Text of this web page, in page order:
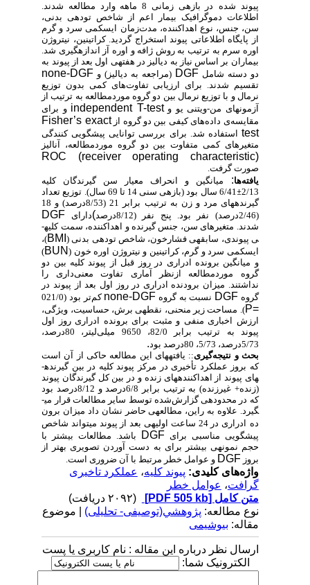
پیوند شده
در بازه­ی زمانی 8 ماهه وارد مطالعه شدند.
اطلاعات دموگرافیک بیمار اعم از شاخص توده­ی بدنی،
سن، جنس، نوع اهداکننده، مدت‌زمان ایسکمی سرد و گرم
از پایگاه اطلاعاتی پیوند استخراج گردید. کراتینین، نیتروژن
اوره سرم به ترتیب به روش ژافه و اوره آز اندازه­گیری شد.
بیماران بر اساس نیاز به دیالیز در هفته­ی اول بعد از پیوند به
دو دسته­ شامل DGF(مراجعه به دیالیز) و none-DGF
تقسیم شدند. برای ارزیابی تفاوت‌های کمی بدون توزیع
نرمال و با توزیع نرمال بین دو گروه موردمطالعه به ترتیب از
آزمون­هایمن-ویتنی یو و independent T-testو برای
مقایسه‌ی داده‌های کیفی بین دو گروه از Fisher’s exact
testاستفاده شد. برای بررسی توانایی پیش­گویی کنندگی
متغیر­های کمی متفاوت بین دو گروه موردمطالعه، آنالیز
ROC (receiver operating characteristic)
صورت گرفت.
یافته‌ها: میانگین و انحراف معیار
سن گیرندگان کلیه
2/13
±
6/41 سال بود (بازه­ی سنی 14 تا 69 سال). توزیع تعداد
گیرنده­های مرد و زن به ترتیب برابر 21 (8/53درصد) و 18
(دارایDGF
شدند. متغیرهای سن، جنس گیرنده و اهداکننده، سمت کلیه­
ی پیوندی، سابقه­ی فشارخون، شاخص توده­ی بدنی ( BMI )،
ایسکمی سرد و گرم، کراتینین و نیتروژن اوره خون (BUN
)
میانگین برون­ده ادراری در روزقبل از پیوند کلیهبین دو
گروه موردمطالعه ازنظر آماری تفاوت معنی‌داری را
نداشتند. میزان برودن­ده ادراریدر روز اول بعد از پیوند در
گروهDGFنسبت به گروهnone-DGFکم‌تر بود (021/0
P=). مساحت زیر منحنی، نقطه­ی برش، حساسیت، ویژگی،
ارزش اخباری منفی و مثبت برای برون­ده ادراری روز اول
پیوند به ترتیب برابر 82/0، 9650 میلی‌لیتر، 80درصد،
5/73درصد، 5/73، 80درصد بود
.
بحث و نتیجه‌گیری :: یافته­های این مطالعه حاکی از آن است
که بروز عملکرد تأخیری در مرکز پیوند کلیه در بین گیرنده­
های پیوند از اهداکننده­های زنده و در بین کل گیرندگان پیوند
(زنده+ غیرزنده) به ترتیب برابر 6/8درصد و 8/12درصد بود
که در محدوده­ی گزارش‌شده توسط سایر مطالعات قرار می­
گیرد. علاوه به راین، مطالعه­ی حاضر نشان داد میزان برون
ده
­ادراری در 24 ساعت اولیه­ی بعد از پیوند می­تواند شاخص
پیش­گویی مناسبی برایDGFباشد. مطالعات بیشتر با
حجم نمونه­ی بیشتر برای به دست آوردن تصویری بهتر از
بروزDGFو عوامل خطر مرتبط با آن ضروری است.
واژه‌های کلیدی:پیوند کلیه،عملکرد تاخیری
گرافت،عوامل خطر
متن کامل[PDF 505 kb]
نوع مطالعه:پژوهشي(توصیفی- تحلیلی) | موضوع
مقاله:بیوشیمی
ارسال نظر درباره این مقاله : نام کاربری یا پست
الکترونیک شما: